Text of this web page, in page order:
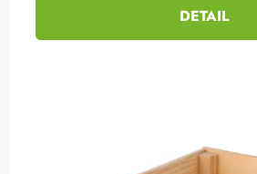
DETAIL